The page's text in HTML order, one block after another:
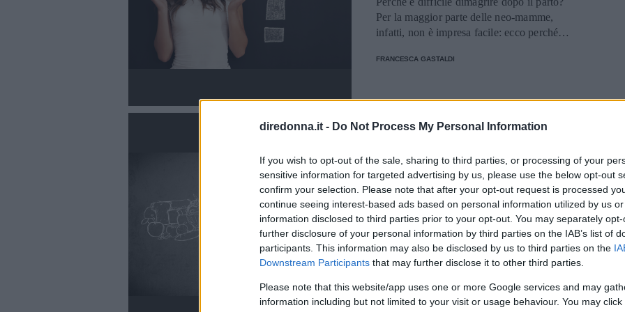
diredonna.it - Do Not Process My Personal Information
If you wish to opt-out of the sale, sharing to third parties, or processing of your
sensitive information for targeted advertising by us, please use the below opt-out
confirm your selection. Please note that after your opt-out request is processed
continue seeing interest-based ads based on personal information utilized by us
information disclosed to third parties prior to your opt-out. You may separately
further disclosure of your personal information by third parties on the IAB’s list of
participants. This information may also be disclosed by us to third parties on the
Downstream Participants that may further disclose it to other third parties.
Please note that this website/app uses one or more Google services and may
information including but not limited to your visit or usage behaviour. You may
Per la maggior parte delle neo-mamme,
infatti, non è impresa facile: ecco perché e
FRANCESCA GASTALDI
FITNESS
veramente ed è
scientificamente
provato
Cosa fa dimagrire veramente e
perdere peso districarsi tra tante diete
dimagranti proposte: i consigli.